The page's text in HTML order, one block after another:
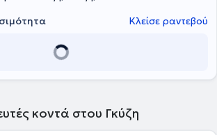
Κλείσε ραντεβού
κοντά στου Γκύζη